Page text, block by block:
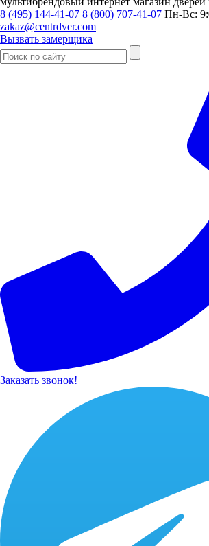
8 (495) 144-41-07 8 (800) 707-41-07 Пн-Вс:
zakaz@centrdver.com
Вызвать замерщика
Заказать звонок!